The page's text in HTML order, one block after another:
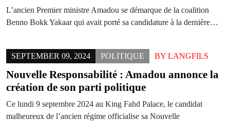
L’ancien Premier ministre Amadou se démarque de la coalition
Benno Bokk Yakaar qui avait porté sa candidature à la dernière…
SEPTEMBER 09, 2024 POLITIQUE BY LANGFILS
Nouvelle Responsabilité : Amadou annonce la
création de son parti politique
Ce lundi 9 septembre 2024 au King Fahd Palace, le candidat
malheureux de l’ancien régime officialise sa Nouvelle